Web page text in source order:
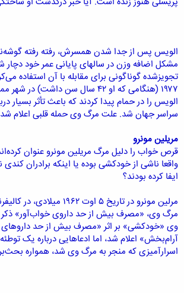
الویس پس از جدا شدن همسرش، رفته رفته
مشکل اضافه وزن در سالهای پایانی عمر خود دچار
۱۹۷۷ (هنگامی که او ۴۲ سال سن
الویس را در حمام پیدا کردند که باعث تأثر بسیار
سراسر جهان شد. علت مرگ وی حمله قلبی اعلام
مریلین مونرو
قرص خواب را دلیل مرگ مریلین مونرو عنوان
واقعا ناشی از خودکشی بوده یا اینکه برادران
ایفا کرده‌ بودند؟
مرلین مونرو در تاریخ ۵ اوت
مرگ وی، «مصرف بیش از حد داروی خواب‌آور»
وی «خودکشی» بر اثر «مصرف بیش از حد داروهای
آرام‌بخش» اعلام شد، اما ادعاهایی درباره یک
اسرارآمیزی که منجر به مرگ وی شد، همواره